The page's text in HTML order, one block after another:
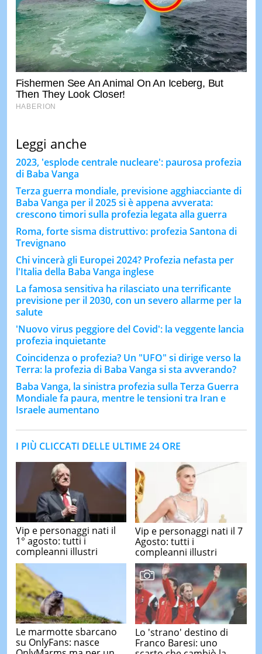
Leggi anche
2023, 'esplode centrale nucleare': paurosa profezia
di Baba Vanga
Terza guerra mondiale, previsione agghiacciante di
Baba Vanga per il 2025 si è appena avverata:
crescono timori sulla profezia legata alla guerra
Roma, forte sisma distruttivo: profezia Santona di
Trevignano
Chi vincerà gli Europei 2024? Profezia nefasta per
l'Italia della Baba Vanga inglese
La famosa sensitiva ha rilasciato una terrificante
previsione per il 2030, con un severo allarme per la
salute
'Nuovo virus peggiore del Covid': la veggente lancia
profezia inquietante
Coincidenza o profezia? Un "UFO" si dirige verso la
Terra: la profezia di Baba Vanga si sta avverando?
Baba Vanga, la sinistra profezia sulla Terza Guerra
Mondiale fa paura, mentre le tensioni tra Iran e
Israele aumentano
I PIÙ CLICCATI DELLE ULTIME 24 ORE
Vip e personaggi nati il
1° agosto: tutti i
compleanni illustri
Vip e personaggi nati il 7
Agosto: tutti i
compleanni illustri
Le marmotte sbarcano
su OnlyFans: nasce
Lo 'strano' destino di
Franco Baresi: uno